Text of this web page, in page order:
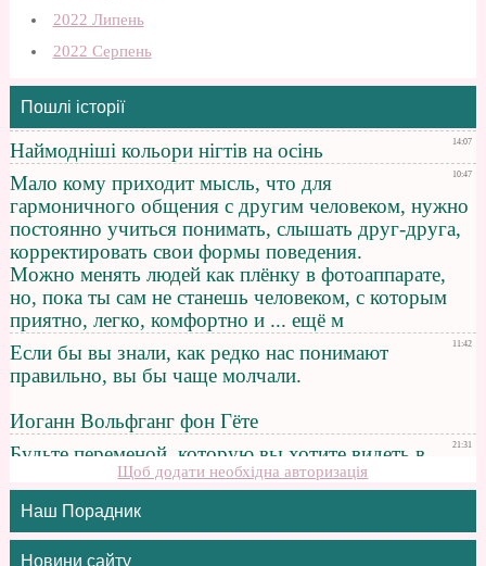
2022 Липень
2022 Серпень
Пошлі історії
Щоб додати необхідна авторизація
Наш Порадник
Новини сайту